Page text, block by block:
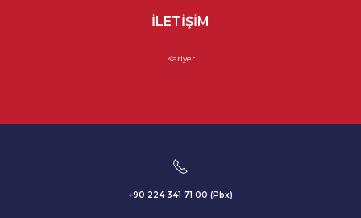
İLETIŞIM
Kariyer
+90 224 341 71 00 (Pbx)